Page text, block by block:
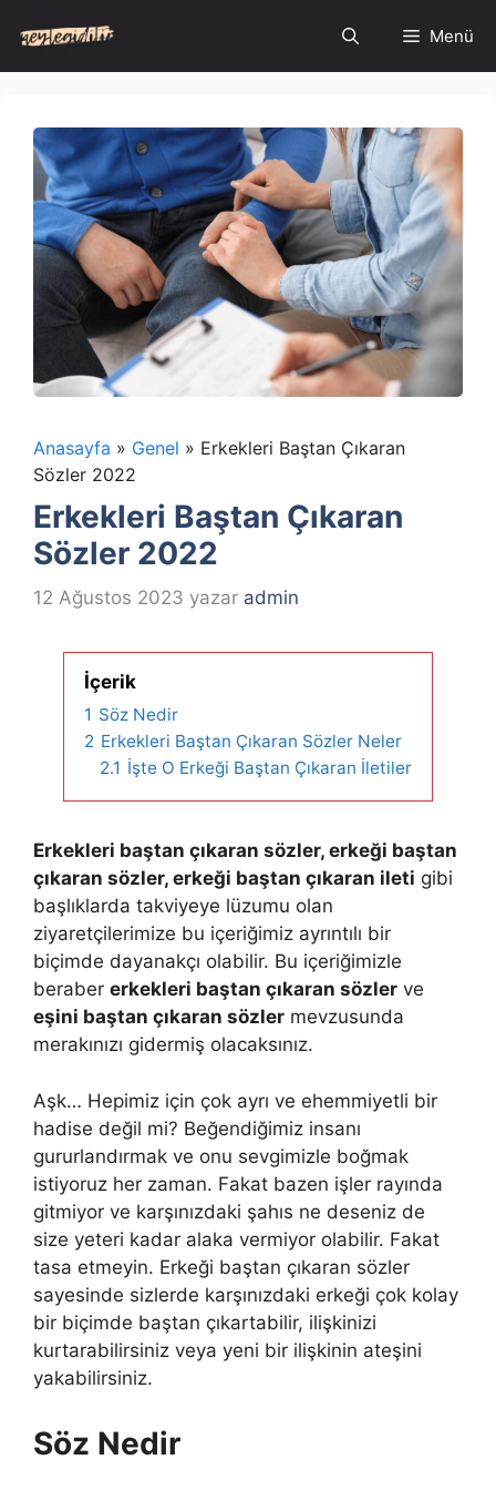
atla
Menü
Anasayfa » Genel » Erkekleri Baştan Çıkaran
Sözler 2022
Erkekleri Baştan Çıkaran
Sözler 2022
12 Ağustos 2023 yazar admin
İçerik
1 Söz Nedir
2 Erkekleri Baştan Çıkaran Sözler Neler
2.1 İşte O Erkeği Baştan Çıkaran İletiler
Erkekleri baştan çıkaran sözler, erkeği baştan
çıkaran sözler, erkeği baştan çıkaran ileti gibi
başlıklarda takviyeye lüzumu olan
ziyaretçilerimize bu içeriğimiz ayrıntılı bir
biçimde dayanakçı olabilir. Bu içeriğimizle
beraber erkekleri baştan çıkaran sözler ve
eşini baştan çıkaran sözler mevzusunda
merakınızı gidermiş olacaksınız.
Aşk… Hepimiz için çok ayrı ve ehemmiyetli bir
hadise değil mi? Beğendiğimiz insanı
gururlandırmak ve onu sevgimizle boğmak
istiyoruz her zaman. Fakat bazen işler rayında
gitmiyor ve karşınızdaki şahıs ne deseniz de
size yeteri kadar alaka vermiyor olabilir. Fakat
tasa etmeyin. Erkeği baştan çıkaran sözler
sayesinde sizlerde karşınızdaki erkeği çok kolay
bir biçimde baştan çıkartabilir, ilişkinizi
kurtarabilirsiniz veya yeni bir ilişkinin ateşini
yakabilirsiniz.
Söz Nedir